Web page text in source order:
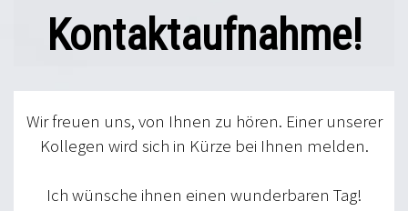
Kontaktaufnahme!
Wir freuen uns, von Ihnen zu hören. Einer unserer
Kollegen wird sich in Kürze bei Ihnen melden.
Ich wünsche ihnen einen wunderbaren Tag!